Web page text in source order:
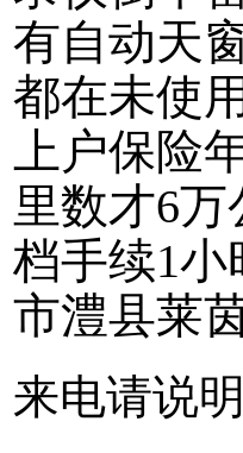
有自动天
都在未使
上户保险
里数才6
档手续1
市澧县莱
来电请说